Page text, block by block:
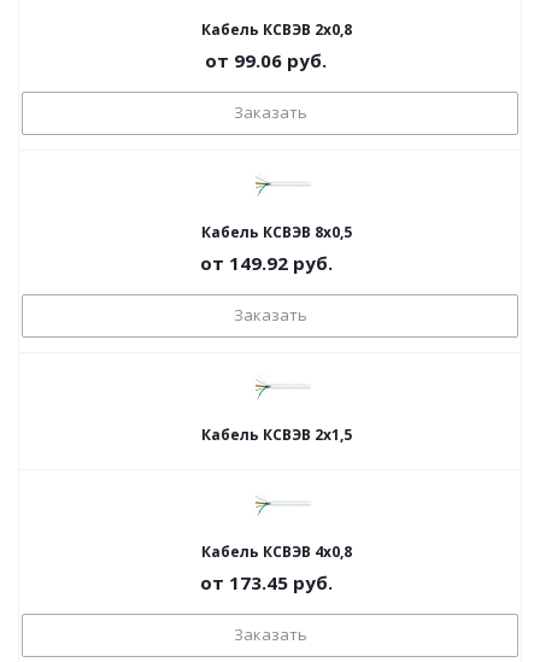
Кабель КСВЭВ 2х0,8
от 99.06 руб.
Заказать
Кабель КСВЭВ 8х0,5
от 149.92руб.
Заказать
Кабель КСВЭВ 2х1,5
Кабель КСВЭВ 4х0,8
от 173.45руб.
Заказать